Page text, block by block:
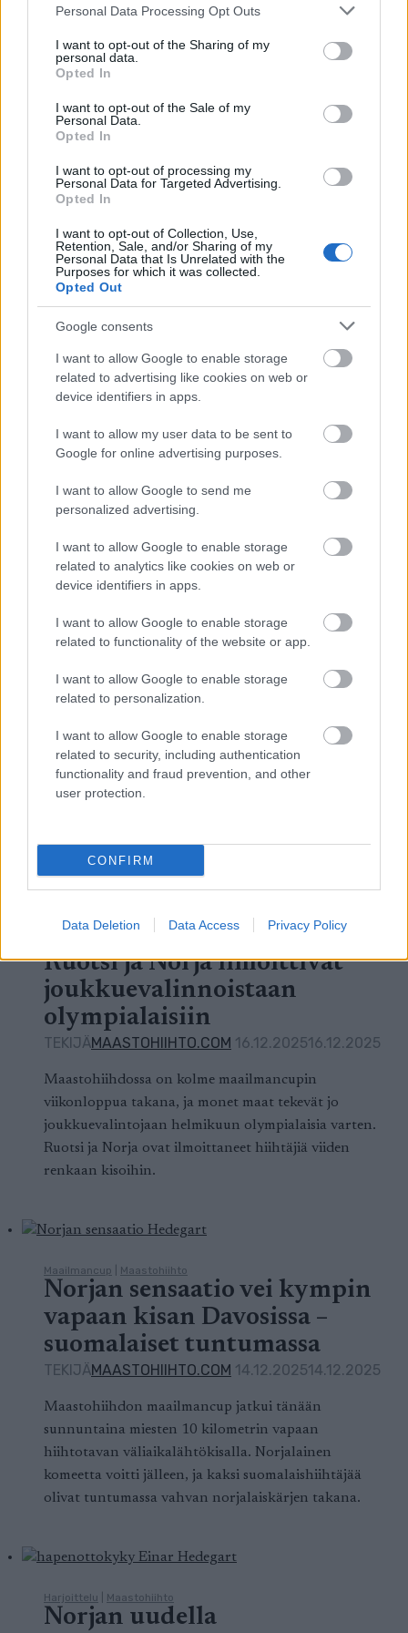
Please note that this website/app uses one or more Google
not limited to your visit or usage behaviour. You may click to
grant or deny consent to Google and its third-party tags to
use your data for below specified purposes in below Google
consent section.
Personal Data Processing Opt Outs
I want to opt-out of the Sharing of my
personal data.
Opted In
I want to opt-out of the Sale of my
Personal Data.
Opted In
I want to opt-out of processing my
Personal Data for Targeted Advertising.
Opted In
I want to opt-out of Collection, Use,
Retention, Sale, and/or Sharing of my
Personal Data that Is Unrelated with the
Purposes for which it was collected.
Opted Out
Google consents
I want to allow Google to enable storage
related to advertising like cookies on web or
device identifiers in apps.
I want to allow my user data to be sent to
Google for online advertising purposes.
I want to allow Google to send me
personalized advertising.
I want to allow Google to enable storage
related to analytics like cookies on web or
device identifiers in apps.
I want to allow Google to enable storage
related to functionality of the website or app.
I want to allow Google to enable storage
related to personalization.
I want to allow Google to enable storage
related to security, including authentication
functionality and fraud prevention, and other
user protection.
CONFIRM
Data Deletion Data Access Privacy Policy
Olympialaisten maastohiihdon ohjelmassa on
hiihtotavan kisa. Lue kisasta, suosikeista ja matkan
historiasta tästä artikkelista.
Maastohiihto
Einar Hedegart – Klæbon
voittaja kympin vapaalla?
TEKIJÄMAASTOHIIHTO.COM
12.02.202612.02.2026
Paperilla hänellä on suurin mahdollisuus voittaa
Johannes Høsflot Klæbo. Hän on tällä kaudella ollut
voittamaton olympiamatkalla, 10 km vapaalla
hiihtotavalla. Monet eivät kuitenkaan pidä häntä
ensisijaisesti maastohiihtäjänä, vaan
ampumahiihtäjänä. Einar Hedegart on osoittanut
kaapin paikan muille hiihtäjille tänä talvena.
Maailmancup |Maastohiihto
Maastohiihdon
maailmancupin alkutalvi
paljasti suomalaiskysymykset
TEKIJÄ TEEMU VIRTANEN 26.12.2025 26.12.2025
Maailmancupin alkukausi on paljastanut nopeasti
suomalaisen maastohiihdon tilan. Sprintissä ollaan
jatkuvasti lähellä kärkeä ja esiin on noussut uusia
nimiä, mutta distanssimatkoilla vain harvat pystyvät
haastamaan kansainvälisen huipun – ja usean
olympiatalvea ajatellen.
Ruotsi ja Norja ilmoittivat
joukkuevalinnoistaan
olympialaisiin
TEKIJÄMAASTOHIIHTO.COM 16.12.202516.12.2025
Maastohiihdossa on kolme maailmancupin
viikonloppua takana, ja monet maat tekevät jo
joukkuevalintojaan helmikuun olympialaisia varten.
Ruotsi ja Norja ovat ilmoittaneet hiihtäjiä viiden
renkaan kisoihin.
Maailmancup Maastohiihto
Norjan sensaatio vei kympin
vapaan kisan Davosissa –
suomalaiset tuntumassa
TEKIJÄMAASTOHIIHTO.COM 14.12.202514.12.2025
Maastohiihdon maailmancup jatkui tänään
sunnuntaina miesten 10 kilometrin vapaan
hiihtotavan väliaikalähtökisalla. Norjalainen
komeetta voitti jälleen, ja kaksi suomalaishiihtäjää
olivat tuntumassa vahvan norjalaiskärjen takana.
Harjoittelu Maastohiihto
Norjan uudella